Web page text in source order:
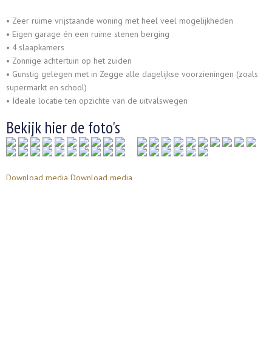
• Zeer ruime vrijstaande woning met heel veel mogelijkheden
• Eigen garage én een ruime stenen berging
• 4 slaapkamers
• Zonnige achtertuin op het zuiden
• Gunstig gelegen met in Zegge alle dagelijkse voorzieningen (zoals
supermarkt en school)
• Ideale locatie ten opzichte van de uitvalswegen
Bekijk hier de foto's
Download media Download media